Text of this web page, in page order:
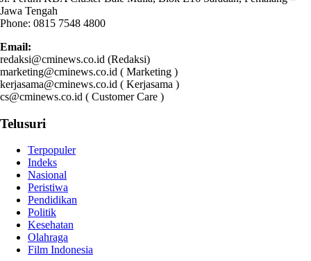
Jawa Tengah
Phone: 0815 7548 4800
Email:
redaksi@cminews.co.id (Redaksi)
marketing@cminews.co.id ( Marketing )
kerjasama@cminews.co.id ( Kerjasama )
cs@cminews.co.id ( Customer Care )
Telusuri
Terpopuler
Indeks
Nasional
Peristiwa
Pendidikan
Politik
Kesehatan
Olahraga
Film Indonesia